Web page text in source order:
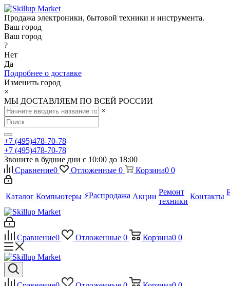
Продажа электроники, бытовой техники и инструмента.
Ваш город
Ваш город
?
Нет
Да
Подробнее о доставке
Изменить город
×
МЫ ДОСТАВЛЯЕМ ПО ВСЕЙ РОССИИ
×
+7 (495)478-70-78
+7 (495)478-70-78
Звоните в будние дни с 10:00 до 18:00
Сравнение0 Отложенные 0 Корзина0 0
Каталог Компьютеры ⚡️Распродажа Акции
Ремонт
техники
Контакты
Сравнение0 Отложенные 0 Корзина0 0